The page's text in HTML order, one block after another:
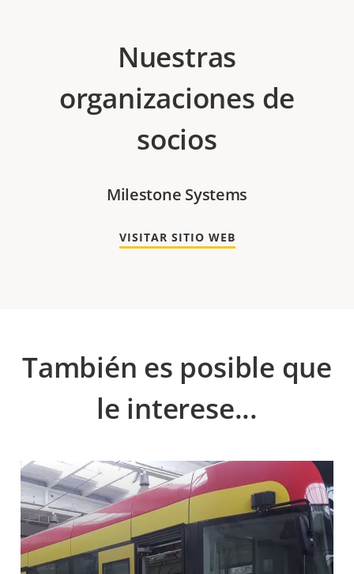
Nuestras
organizaciones de
socios
Milestone Systems
VISITAR SITIO WEB
También es posible que
le interese...